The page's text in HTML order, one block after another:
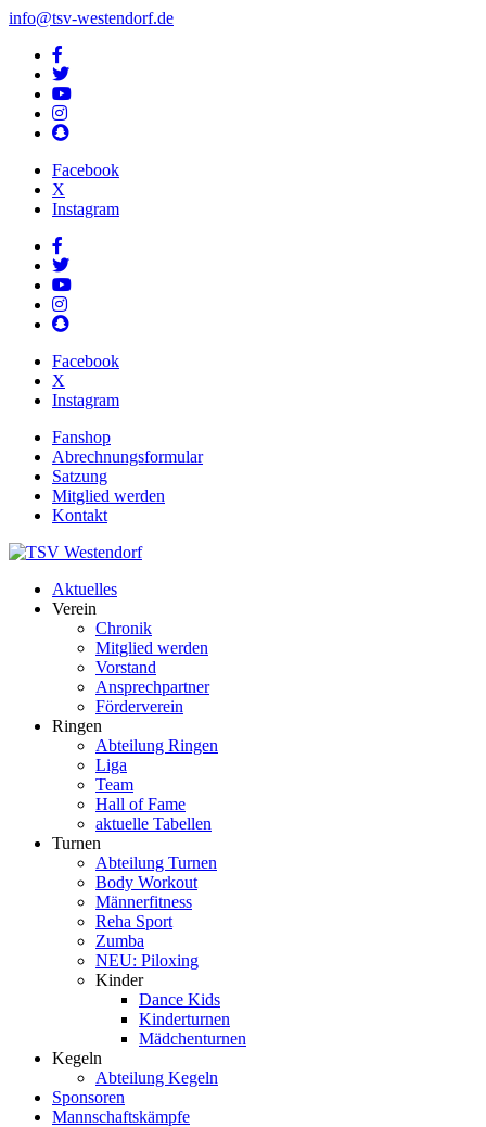
info@tsv-westendorf.de
Facebook
X
Instagram
Facebook
X
Instagram
Fanshop
Abrechnungsformular
Satzung
Mitglied werden
Kontakt
Aktuelles
Verein
Chronik
Mitglied werden
Vorstand
Ansprechpartner
Förderverein
Ringen
Abteilung Ringen
Liga
Team
Hall of Fame
aktuelle Tabellen
Turnen
Abteilung Turnen
Body Workout
Männerfitness
Reha Sport
Zumba
NEU: Piloxing
Kinder
Dance Kids
Kinderturnen
Mädchenturnen
Kegeln
Abteilung Kegeln
Sponsoren
Mannschaftskämpfe